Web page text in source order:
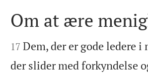

Om at ære

17 Dem, der er gode ledere
der slider med forkyndelse